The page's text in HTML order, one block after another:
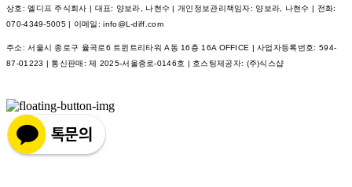
상호: 엘디프 주식회사 | 대표: 양보라, 나현수 | 개인정보관리책임자: 양보라, 나현수 | 전화:
070-4349-5005 | 이메일: info@L-diff.com
주소: 서울시 종로구 율곡로6 트윈트리타워 A동 16층 16A OFFICE | 사업자등록번호: 594-
87-01223 | 통신판매:제 2025-서울종로-0146호 | 호스팅제공자: (주)식스샵